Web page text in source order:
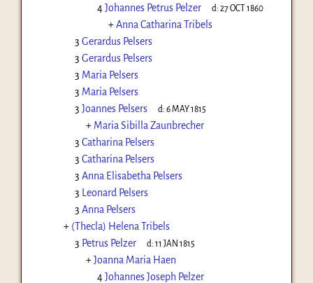
4Johannes Petrus Pelzer d:27 OCT 1860
+Anna Catharina Tribels
3 Gerardus Pelsers
3 Gerardus Pelsers
3 Maria Pelsers
3 Maria Pelsers
3 Joannes Pelsers d:6 MAY 1815
+ Maria Sibilla Zaunbrecher
3 Catharina Pelsers
3 Catharina Pelsers
3 Anna Elisabetha Pelsers
3 Leonard Pelsers
3 Anna Pelsers
+ (Thecla) Helena Tribels
3 Petrus Pelzer d:11 JAN 1815
+Joanna Maria Haen
4Johannes Joseph Pelzer